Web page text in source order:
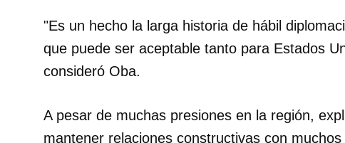
"Es un hecho la larga historia de hábil
que puede ser aceptable tanto para Estados
consideró Oba.
A pesar de muchas presiones en la región,
mantener relaciones constructivas con